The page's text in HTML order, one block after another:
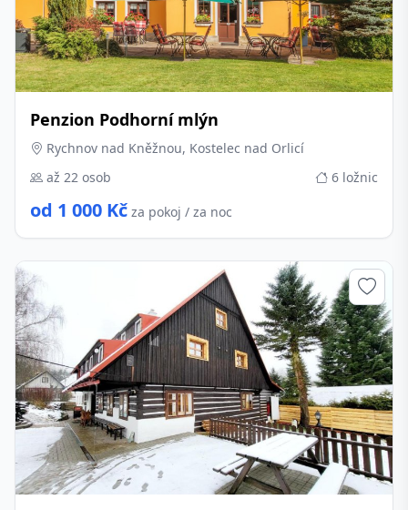
Penzion Podhorní mlýn
Rychnov nad Kněžnou, Kostelec nad Orlicí
až 22 osob
6 ložnic
od 1 000 Kč za pokoj / za noc